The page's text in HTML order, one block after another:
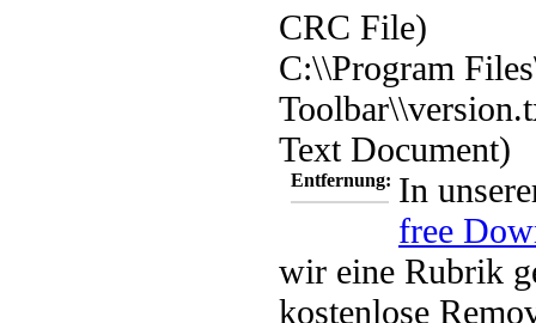
CRC File)
C:\\Program
Text Document)
Entfernung: In
free
wir eine Rubrik
kostenlose